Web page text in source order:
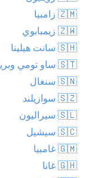
🇿🇲 زامبيا
🇿🇼 زيمبابوي
🇸🇭 سانت هيلينا
🇸🇹 ساو تومي وبرينسيبي
🇸🇳 سنغال
🇸🇿 سوازيلند
🇸🇱 سيراليون
🇸🇨 سيشيل
🇬🇲 غامبيا
🇬🇭 غانا